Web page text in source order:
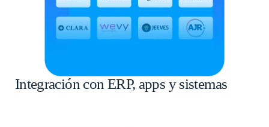
Integración con ERP, apps y sistemas